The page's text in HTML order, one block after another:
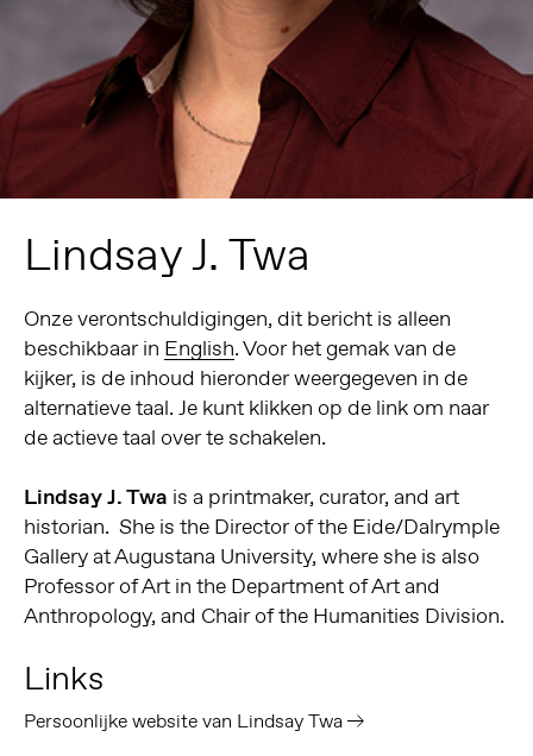
Lindsay J. Twa
Onze verontschuldigingen, dit bericht is alleen
beschikbaar in English. Voor het gemak van de
kijker, is de inhoud hieronder weergegeven in de
alternatieve taal. Je kunt klikken op de link om naar
de actieve taal over te schakelen.
Lindsay J. Twa is a printmaker, curator, and art
historian. She is the Director of the Eide/Dalrymple
Gallery at Augustana University, where she is also
Professor of Art in the Department of Art and
Anthropology, and Chair of the Humanities Division.
Links
Persoonlijke website van Lindsay Twa